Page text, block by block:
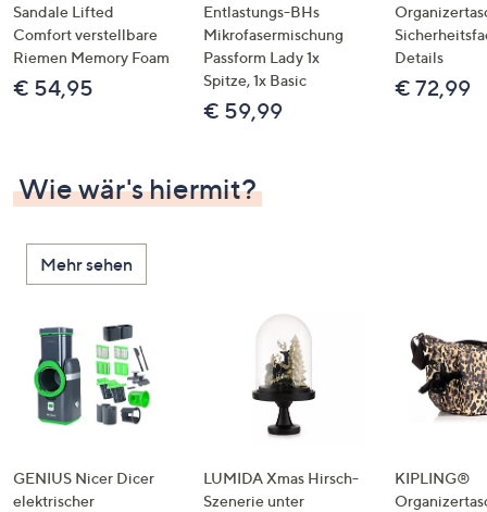
Sandale Lifted
Comfort verstellbare
Riemen Memory Foam
€ 54,95
Entlastungs-BHs
Mikrofasermischung
Passform Lady 1x
Spitze, 1x Basic
€ 59,99
Details
€ 72,99
Wie wär's hiermit?
Mehr sehen
GENIUS Nicer Dicer
elektrischer
LUMIDA Xmas Hirsch-
Szenerie unter
KIPLING®